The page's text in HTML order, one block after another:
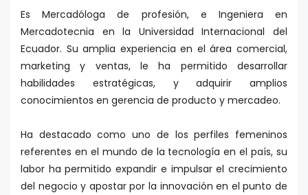
Es Mercadóloga de profesión, e Ingeniera en
Mercadotecnia en la Universidad Internacional del
Ecuador. Su amplia experiencia en el área comercial,
marketing y ventas, le ha permitido desarrollar
habilidades estratégicas, y adquirir amplios
conocimientos en gerencia de producto y mercadeo.
Ha destacado como uno de los perfiles femeninos
referentes en el mundo de la tecnología en el país, su
labor ha permitido expandir e impulsar el crecimiento
del negocio y apostar por la innovación en el punto de